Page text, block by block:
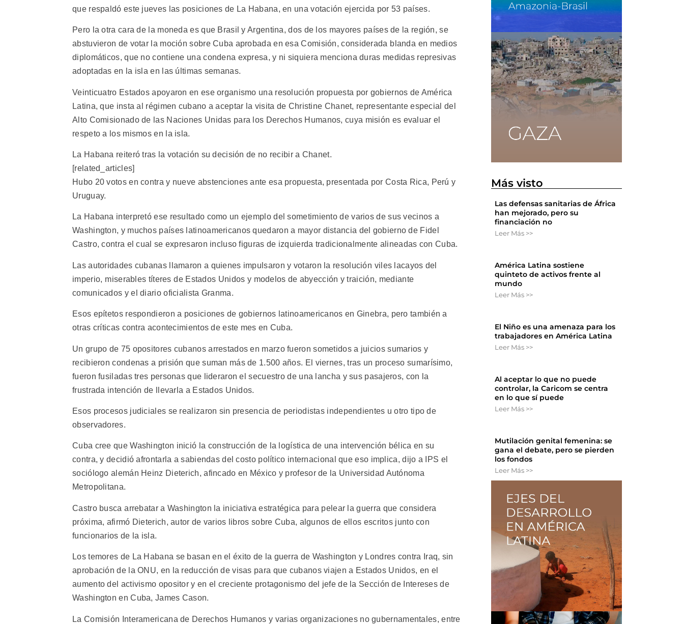
que respaldó este jueves las posiciones de La Habana, en una votación ejercida por 53 países.
Pero la otra cara de la moneda es que Brasil y Argentina, dos de los mayores países de la región, se
abstuvieron de votar la moción sobre Cuba aprobada en esa Comisión, considerada blanda en medios
diplomáticos, que no contiene una condena expresa, y ni siquiera menciona duras medidas represivas
adoptadas en la isla en las últimas semanas.
Veinticuatro Estados apoyaron en ese organismo una resolución propuesta por gobiernos de América
Latina, que insta al régimen cubano a aceptar la visita de Christine Chanet, representante especial del
Alto Comisionado de las Naciones Unidas para los Derechos Humanos, cuya misión es evaluar el
respeto a los mismos en la isla.
La Habana reiteró tras la votación su decisión de no recibir a Chanet.
[related_articles]
Hubo 20 votos en contra y nueve abstenciones ante esa propuesta, presentada por Costa Rica, Perú y
Uruguay.
La Habana interpretó ese resultado como un ejemplo del sometimiento de varios de sus vecinos a
Washington, y muchos países latinoamericanos quedaron a mayor distancia del gobierno de Fidel
Castro, contra el cual se expresaron incluso figuras de izquierda tradicionalmente alineadas con Cuba.
Las autoridades cubanas llamaron a quienes impulsaron y votaron la resolución viles lacayos del
imperio, miserables títeres de Estados Unidos y modelos de abyección y traición, mediante
comunicados y el diario oficialista Granma.
Esos epítetos respondieron a posiciones de gobiernos latinoamericanos en Ginebra, pero también a
otras críticas contra acontecimientos de este mes en Cuba.
Un grupo de 75 opositores cubanos arrestados en marzo fueron sometidos a juicios sumarios y
recibieron condenas a prisión que suman más de 1.500 años. El viernes, tras un proceso sumarísimo,
fueron fusiladas tres personas que lideraron el secuestro de una lancha y sus pasajeros, con la
frustrada intención de llevarla a Estados Unidos.
Esos procesos judiciales se realizaron sin presencia de periodistas independientes u otro tipo de
observadores.
Cuba cree que Washington inició la construcción de la logística de una intervención bélica en su
contra, y decidió afrontarla a sabiendas del costo político internacional que eso implica, dijo a IPS el
sociólogo alemán Heinz Dieterich, afincado en México y profesor de la Universidad Autónoma
Metropolitana.
Castro busca arrebatar a Washington la iniciativa estratégica para pelear la guerra que considera
próxima, afirmó Dieterich, autor de varios libros sobre Cuba, algunos de ellos escritos junto con
funcionarios de la isla.
Los temores de La Habana se basan en el éxito de la guerra de Washington y Londres contra Iraq, sin
aprobación de la ONU, en la reducción de visas para que cubanos viajen a Estados Unidos, en el
aumento del activismo opositor y en el creciente protagonismo del jefe de la Sección de Intereses de
Washington en Cuba, James Cason.
La Comisión Interamericana de Derechos Humanos y varias organizaciones no gubernamentales, entre
Más visto
Las defensas sanitarias de África
han mejorado, pero su
financiación no
Leer Más >>
América Latina sostiene
quinteto de activos frente al
mundo
Leer Más >>
El Niño es una amenaza para los
trabajadores en América Latina
Leer Más >>
Al aceptar lo que no puede
controlar, la Caricom se centra
en lo que sí puede
Leer Más >>
Mutilación genital femenina: se
gana el debate, pero se pierden
los fondos
Leer Más >>